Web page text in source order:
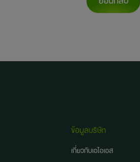
ข้อมูลบริษัท
เกี่ยวกับเอไอเอส